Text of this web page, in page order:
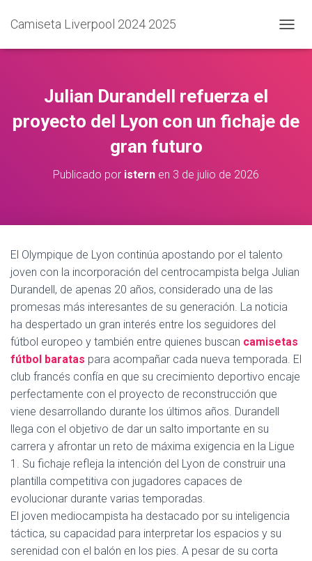
Camiseta Liverpool 2024 2025
A
R
M
A
Ó
Julian Durandell refuerza el
proyecto del Lyon con un fichaje de
gran futuro
Publicado por istern en 3 de julio de 2026
El Olympique de Lyon continúa apostando por el talento
joven con la incorporación del centrocampista belga Julian
Durandell, de apenas 20 años, considerado una de las
promesas más interesantes de su generación. La noticia
ha despertado un gran interés entre los seguidores del
fútbol europeo y también entre quienes buscan camisetas
fútbol baratas para acompañar cada nueva temporada. El
club francés confía en que su crecimiento deportivo encaje
perfectamente con el proyecto de reconstrucción que
viene desarrollando durante los últimos años. Durandell
llega con el objetivo de dar un salto importante en su
carrera y afrontar un reto de máxima exigencia en la Ligue
1. Su fichaje refleja la intención del Lyon de construir una
plantilla competitiva con jugadores capaces de
evolucionar durante varias temporadas.
El joven mediocampista ha destacado por su inteligencia
táctica, su capacidad para interpretar los espacios y su
serenidad con el balón en los pies. A pesar de su corta